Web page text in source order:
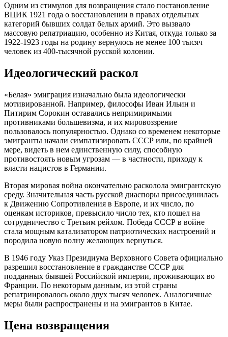
Одним из стимулов для возвращения стало постановление
ВЦИК 1921 года о восстановлении в правах отдельных
категорий бывших солдат белых армий. Это вызвало
массовую репатриацию, особенно из Китая, откуда только за
1922-1923 годы на родину вернулось не менее 100 тысяч
человек из 400-тысячной русской колонии.
Идеологический раскол
«Белая» эмиграция изначально была идеологически
мотивированной. Например, философы Иван Ильин и
Питирим Сорокин оставались непримиримыми
противниками большевизма, и их мировоззрение
пользовалось популярностью. Однако со временем некоторые
эмигранты начали симпатизировать СССР или, по крайней
мере, видеть в нем единственную силу, способную
противостоять новым угрозам — в частности, приходу к
власти нацистов в Германии.
Вторая мировая война окончательно расколола эмигрантскую
среду. Значительная часть русской диаспоры присоединилась
к Движению Сопротивления в Европе, и их число, по
оценкам историков, превысило число тех, кто пошел на
сотрудничество с Третьим рейхом. Победа СССР в войне
стала мощным катализатором патриотических настроений и
породила новую волну желающих вернуться.
В 1946 году Указ Президиума Верховного Совета официально
разрешил восстановление в гражданстве СССР для
подданных бывшей Российской империи, проживающих во
Франции. По некоторым данным, из этой страны
репатриировалось около двух тысяч человек. Аналогичные
меры были распространены и на эмигрантов в Китае.
Цена возвращения